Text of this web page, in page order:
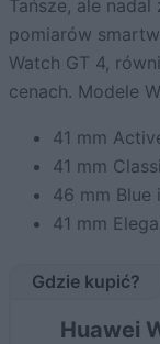
Tańsze, ale
pomiarów
Watch GT 4,
cenach. Modele
41 mm
41 mm
46 mm Blue
41 mm
Gdzie kupić?
Huawei